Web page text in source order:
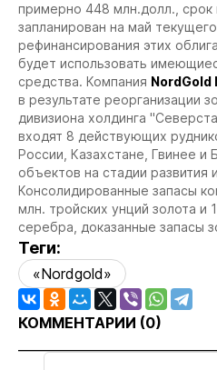
примерно 448 млн.долл., срок
запланирован на май
рефинансирования этих
будет использовать
средства. Компания NordGold
в результате реорганизации
дивизиона холдинга
входят 8 действующих
России, Казахстане, Гвинее и
объектов на стадии развития
Консолидированные запасы
млн. тройских унций золота и
серебра, доказанные запасы
Теги:
«Nordgold»
КОММЕНТАРИИ (0)